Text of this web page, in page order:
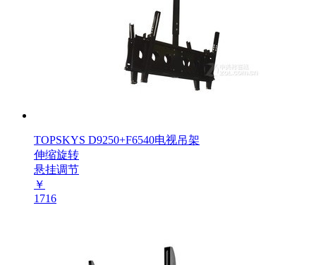
TOPSKYS D9250+F6540电视吊架
伸缩旋转
悬挂调节
￥
1716